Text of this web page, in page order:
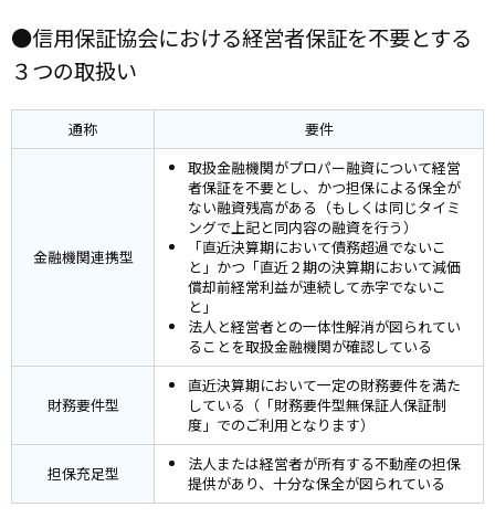
●信用保証協会における経営者保証を不要とする
３つの取扱い
通称 要件
金融機関連携型
取扱金融機関がプロパー融資について経営
者保証を不要とし、かつ担保による保全が
ない融資残高がある（もしくは同じタイミ
ングで上記と同内容の融資を行う）
「直近決算期において債務超過でないこ
と」かつ「直近２期の決算期において減価
償却前経常利益が連続して赤字でないこ
と」
法人と経営者との一体性解消が図られてい
ることを取扱金融機関が確認している
財務要件型
直近決算期において一定の財務要件を満た
している（「財務要件型無保証人保証制
度」でのご利用となります）
担保充足型
法人または経営者が所有する不動産の担保
提供があり、十分な保全が図られている